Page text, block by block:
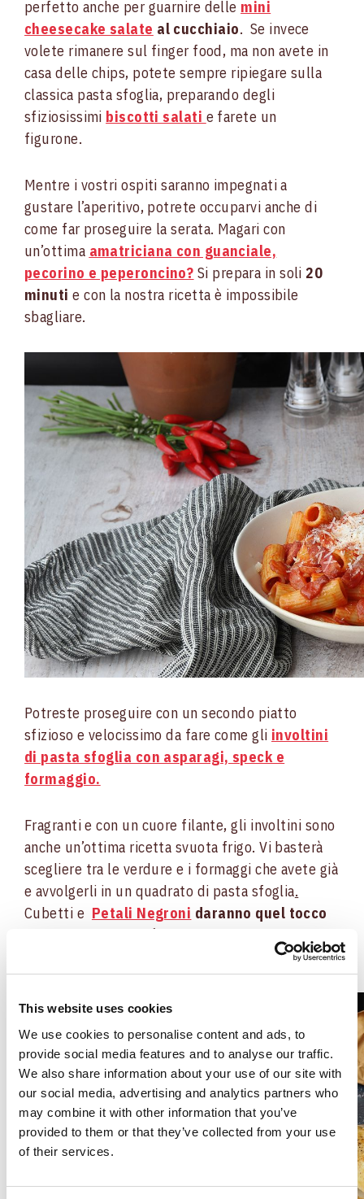
This website uses cookies
We use cookies to personalise content and ads, to
provide social media features and to analyse our traffic.
We also share information about your use of our site with
our social media, advertising and analytics partners who
may combine it with other information that you’ve
provided to them or that they’ve collected from your use
of their services.
perfetto anche per guarnire delle mini
cheesecake salate al cucchiaio. Se invece
volete rimanere sul finger food, ma non avete in
casa delle chips, potete sempre ripiegare sulla
classica pasta sfoglia, preparando degli
sfiziosissimi biscotti salati e farete un
figurone.
Mentre i vostri ospiti saranno impegnati a
gustare l’aperitivo, potrete occuparvi anche di
come far proseguire la serata. Magari con
un’ottima amatriciana con guanciale,
pecorino e peperoncino? Si prepara in soli 20
minuti e con la nostra ricetta è impossibile
sbagliare.
Potreste proseguire con un secondo piatto
sfizioso e velocissimo da fare come gli involtini
di pasta sfoglia con asparagi, speck e
formaggio.
Fragranti e con un cuore filante, gli involtini sono
anche un’ottima ricetta svuota frigo. Vi basterà
scegliere tra le verdure e i formaggi che avete già
e avvolgerli in un quadrato di pasta sfoglia.
Cubetti e Petali Negroni daranno quel tocco
gourmet che vi farà